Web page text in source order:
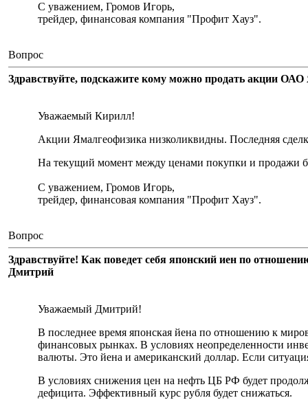
С уважением, Громов Игорь,
трейдер, финансовая компания "Профит Хауз".
Вопрос
Здравствуйте, подскажите кому можно продать акции
Уважаемый Кирилл!
Акции Ямалгеофизика низколиквидны. Последняя
На текущий момент между ценами покупки и продажи
С уважением, Громов Игорь,
трейдер, финансовая компания "Профит Хауз".
Вопрос
Здравствуйте! Как поведет себя японский иен по
Дмитрий
Уважаемый Дмитрий!
В последнее время японская йена по отношению к
финансовых рынках. В условиях неопределенности
валюты. Это йена и американский доллар. Если
В условиях снижения цен на нефть ЦБ РФ будет
дефицита. Эффективный курс рубля будет снижаться.